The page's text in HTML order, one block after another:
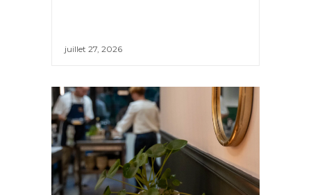
juillet 27, 2026